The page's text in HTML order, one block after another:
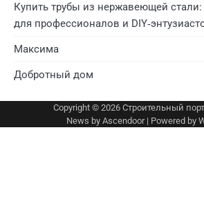
Купить трубы из нержавеющей стали:
для профессионалов и
Максима
Добротный дом
Copyright © 2026 Строительный
News by Ascendoor| Powered by